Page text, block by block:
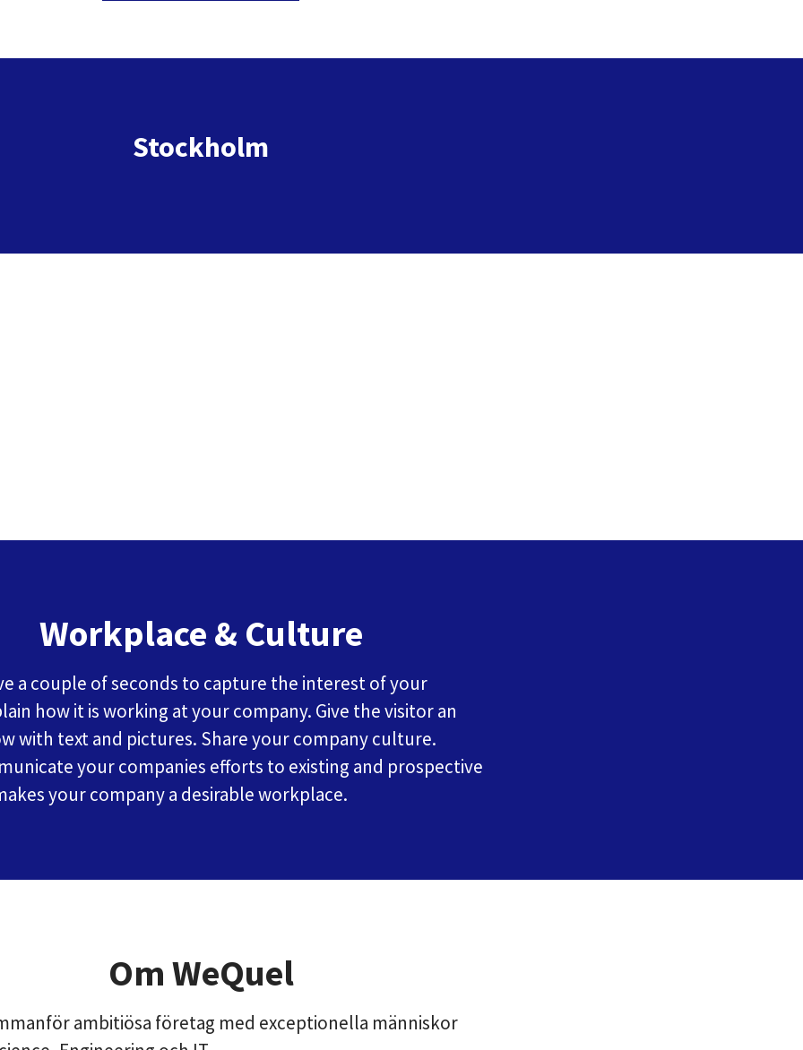
Stockholm
Workplace & Culture
a couple of seconds to capture the interest of your
how it is working at your company. Give the visitor an
with text and pictures. Share your company culture.
your companies efforts to existing and prospective
your company a desirable workplace.
Om WeQuel
ambitiösa företag med exceptionella människor